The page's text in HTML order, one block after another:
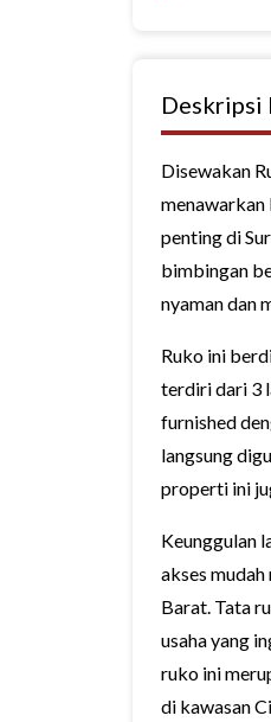
Deskripsi
Disewakan
menawarkan
penting di
bimbingan
nyaman dan
Ruko ini
terdiri dari 3
furnished
langsung
properti ini
Keunggulan
akses
Barat. Tata
usaha yang
ruko ini
di kawasan